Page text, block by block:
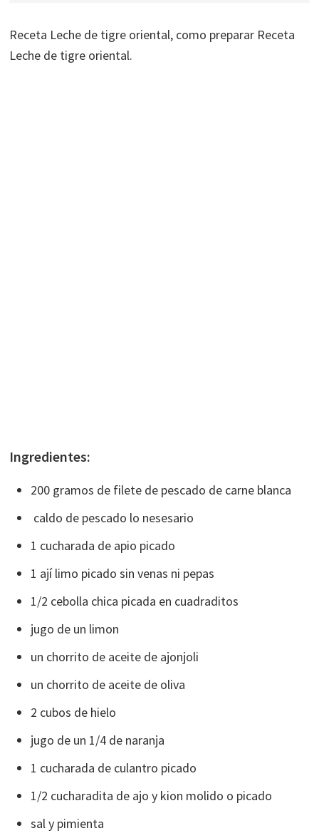
Receta Leche de tigre oriental, como preparar Receta
Leche de tigre oriental.
Ingredientes:
200 gramos de filete de pescado de carne blanca
caldo de pescado lo nesesario
1 cucharada de apio picado
1 ají limo picado sin venas ni pepas
1/2 cebolla chica picada en cuadraditos
jugo de un limon
un chorrito de aceite de ajonjoli
un chorrito de aceite de oliva
2 cubos de hielo
jugo de un 1/4 de naranja
1 cucharada de culantro picado
1/2 cucharadita de ajo y kion molido o picado
sal y pimienta